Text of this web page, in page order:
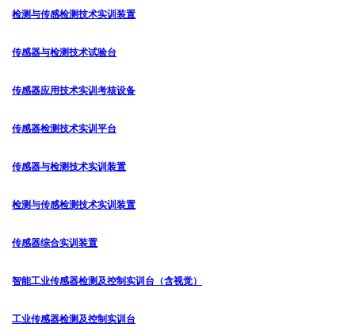
检测与传感检测技术实训装置
传感器与检测技术试验台
传感器应用技术实训考核设备
传感器检测技术实训平台
传感器与检测技术实训装置
检测与传感检测技术实训装置
传感器综合实训装置
智能工业传感器检测及控制实训台（含视觉）
工业传感器检测及控制实训台